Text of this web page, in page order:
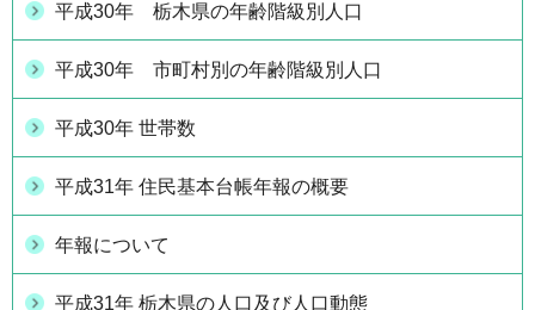
平成30年 栃木県の年齢階級別人口
平成30年 市町村別の年齢階級別人口
平成30年 世帯数
平成31年 住民基本台帳年報の概要
年報について
平成31年 栃木県の人口及び人口動態